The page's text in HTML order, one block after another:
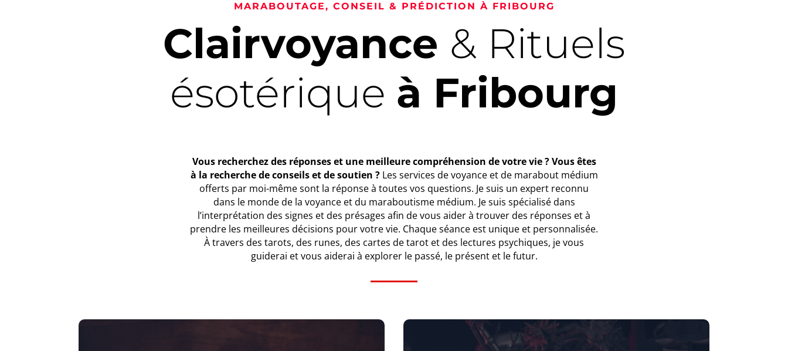
MARABOUTAGE, CONSEIL & PRÉDICTION À FRIBOURG
Clairvoyance & Rituels
ésotérique à Fribourg
Vous recherchez des réponses et une meilleure compréhension de votre vie ? Vous êtes
à la recherche de conseils et de soutien ?Les services de voyance et de marabout médium
offerts par moi-même sont la réponse à toutes vos questions. Je suis un expert reconnu
dans le monde de la voyance et du maraboutisme médium. Je suis spécialisé dans
l’interprétation des signes et des présages afin de vous aider à trouver des réponses et à
prendre les meilleures décisions pour votre vie. Chaque séance est unique et personnalisée.
À travers des tarots, des runes, des cartes de tarot et des lectures psychiques, je vous
guiderai et vous aiderai à explorer le passé, le présent et le futur.